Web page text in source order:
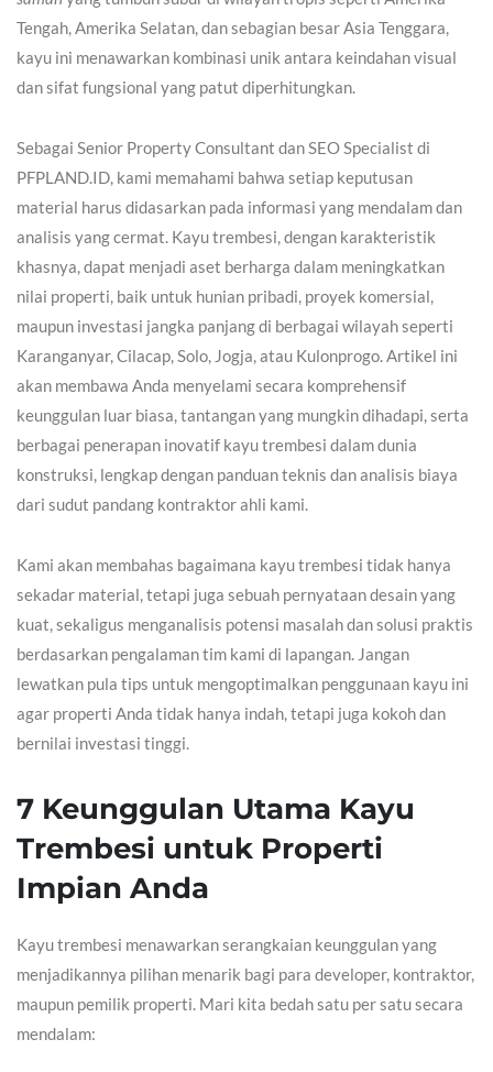
Tengah, Amerika Selatan, dan sebagian besar Asia Tenggara,
kayu ini menawarkan kombinasi unik antara keindahan visual
dan sifat fungsional yang patut diperhitungkan.
Sebagai Senior Property Consultant dan SEO Specialist di
PFPLAND.ID, kami memahami bahwa setiap keputusan
material harus didasarkan pada informasi yang mendalam dan
analisis yang cermat. Kayu trembesi, dengan karakteristik
khasnya, dapat menjadi aset berharga dalam meningkatkan
nilai properti, baik untuk hunian pribadi, proyek komersial,
maupun investasi jangka panjang di berbagai wilayah seperti
Karanganyar, Cilacap, Solo, Jogja, atau Kulonprogo. Artikel ini
akan membawa Anda menyelami secara komprehensif
keunggulan luar biasa, tantangan yang mungkin dihadapi, serta
berbagai penerapan inovatif kayu trembesi dalam dunia
konstruksi, lengkap dengan panduan teknis dan analisis biaya
dari sudut pandang kontraktor ahli kami.
Kami akan membahas bagaimana kayu trembesi tidak hanya
sekadar material, tetapi juga sebuah pernyataan desain yang
kuat, sekaligus menganalisis potensi masalah dan solusi praktis
berdasarkan pengalaman tim kami di lapangan. Jangan
lewatkan pula tips untuk mengoptimalkan penggunaan kayu ini
agar properti Anda tidak hanya indah, tetapi juga kokoh dan
bernilai investasi tinggi.
7 Keunggulan Utama Kayu
Trembesi untuk Properti
Impian Anda
Kayu trembesi menawarkan serangkaian keunggulan yang
menjadikannya pilihan menarik bagi para developer, kontraktor,
maupun pemilik properti. Mari kita bedah satu per satu secara
mendalam: